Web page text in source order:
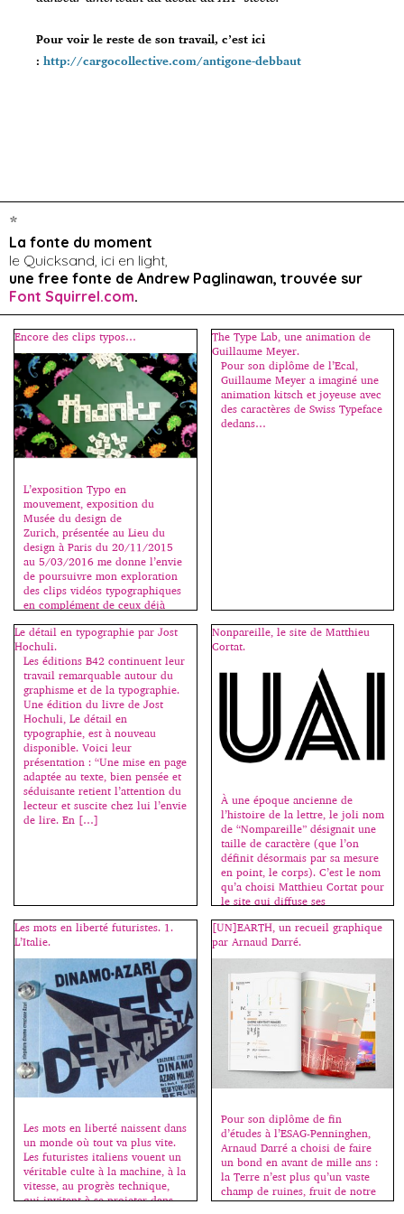
Pour voir le reste de son travail, c’est ici
: http://cargocollective.com/antigone-debbaut
*
La fonte du moment
le Quicksand, ici en light,
une free fonte de Andrew Paglinawan, trouvée sur
Font Squirrel.com.
Encore des clips typos…
L’exposition Typo en
mouvement, exposition du
Musée du design de
Zurich, présentée au Lieu du
design à Paris du 20/11/2015
au 5/03/2016 me donne l’envie
de poursuivre mon exploration
des clips vidéos typographiques
en complément de ceux déjà
motion design). Tout le monde
s’accorde à dire que le pionnier
en ce domaine fut […]
The Type Lab, une animation de
Guillaume Meyer.
Pour son diplôme de l’Ecal,
Guillaume Meyer a imaginé une
animation kitsch et joyeuse avec
des caractères de Swiss Typeface
dedans…
Le détail en typographie par Jost
Hochuli.
Les éditions B42 continuent leur
travail remarquable autour du
graphisme et de la typographie.
Une édition du livre de Jost
Hochuli, Le détail en
typographie, est à nouveau
disponible. Voici leur
présentation : “Une mise en page
adaptée au texte, bien pensée et
séduisante retient l’attention du
lecteur et suscite chez lui l’envie
de lire. En […]
Nonpareille, le site de Matthieu
Cortat.
À une époque ancienne de
l’histoire de la lettre, le joli nom
de “Nompareille” désignait une
taille de caractère (que l’on
définit désormais par sa mesure
en point, le corps). C’est le nom
qu’a choisi Matthieu Cortat pour
le site qui diffuse ses
en 1982 en Suisse, Matthieu
Cortat est dessinateur de […]
Les mots en liberté futuristes. 1.
L’Italie.
Les mots en liberté naissent dans
un monde où tout va plus vite.
Les futuristes italiens vouent un
véritable culte à la machine, à la
vitesse, au progrès technique,
qui invitent à se projeter dans
[UN]EARTH, un recueil graphique
par Arnaud Darré.
Pour son diplôme de fin
d’études à l’ESAG-Penninghen,
Arnaud Darré a choisi de faire
un bond en avant de mille ans :
la Terre n’est plus qu’un vaste
champ de ruines, fruit de notre
création. Un monde oublié dans